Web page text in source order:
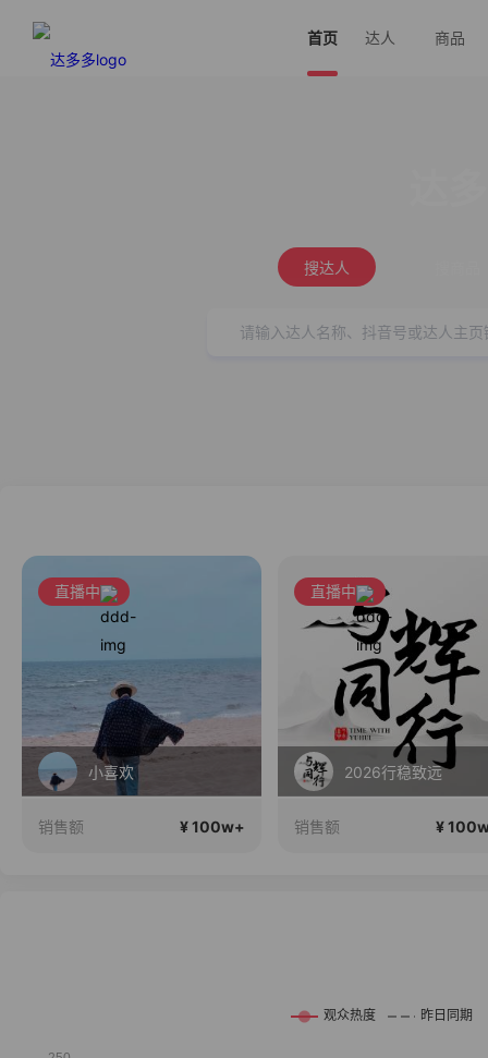
首页 达人 商品
搜达人
直播中
小喜欢
销售额 ¥ 100w+
直播中
2026行稳致远
销售额 ¥